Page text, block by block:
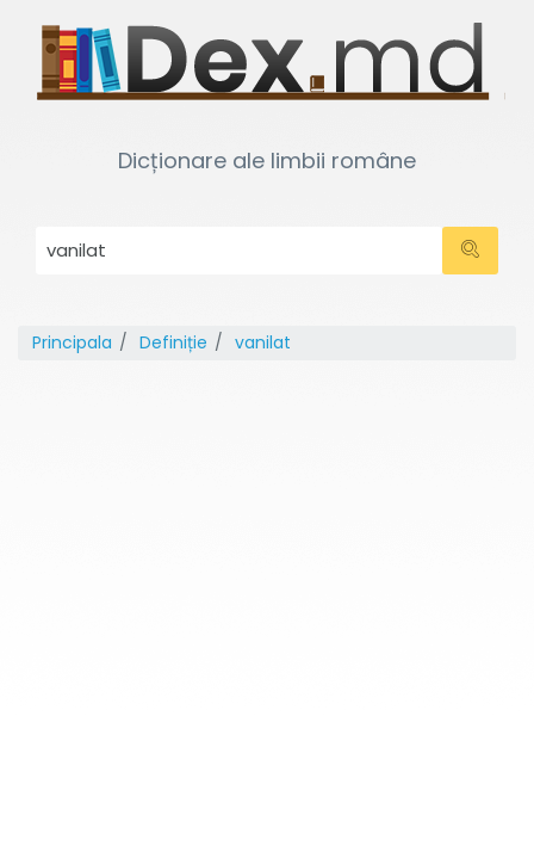
Dicționare ale limbii române
Principala Definiție vanilat